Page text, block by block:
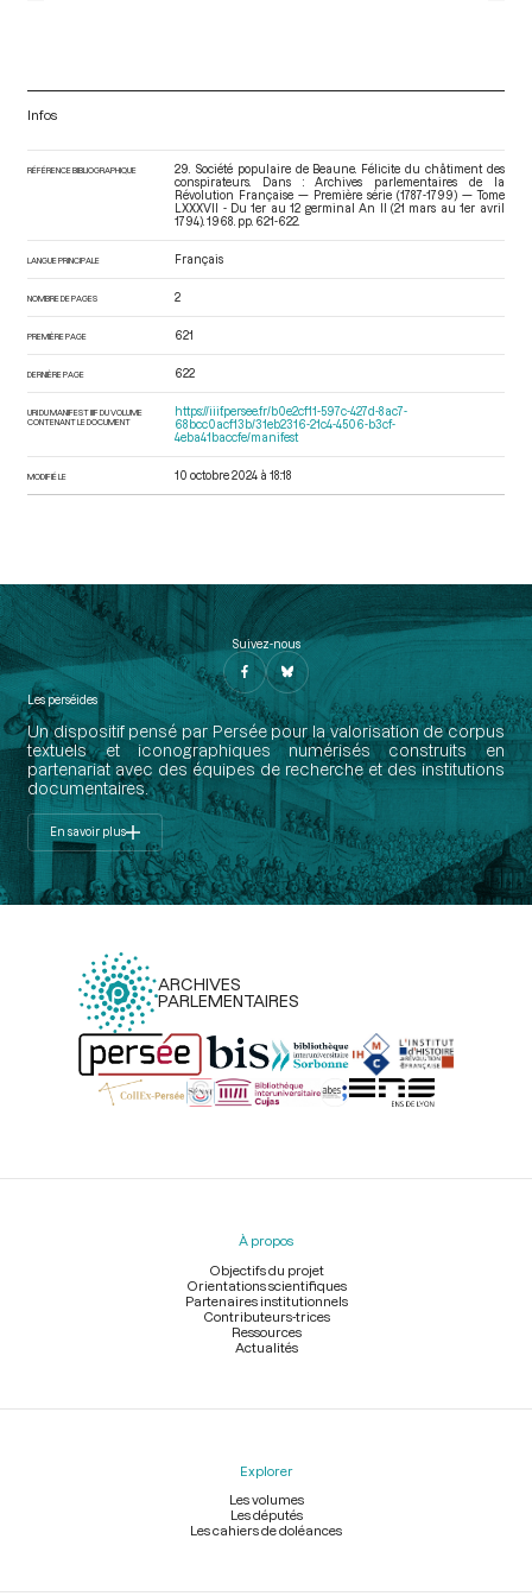
Infos
RÉFÉRENCE BIBLIOGRAPHIQUE
29. Société populaire de Beaune. Félicite du châtiment des
conspirateurs. Dans : Archives parlementaires de la
Révolution Française — Première série (1787-1799) — Tome
LXXXVII - Du 1er au 12 germinal An II (21 mars au 1er avril
1794) . 1968. pp. 621-622.
LANGUE PRINCIPALE Français
NOMBRE DE PAGES 2
PREMIÈRE PAGE 621
DERNIÈRE PAGE 622
URI DU MANIFEST IIIF DU VOLUME
CONTENANT LE DOCUMENT
https://iiif.persee.fr/b0e2cf11-597c-427d-8ac7-
68bcc0acf13b/31eb2316-21c4-4506-b3cf-
4eba41baccfe/manifest
MODIFIÉ LE 10 octobre 2024 à 18:18
Suivez-nous
Les perséides
Un dispositif pensé par Persée pour la valorisation de corpus
textuels et iconographiques numérisés construits en
partenariat avec des équipes de recherche et des institutions
documentaires.
En savoir plus
ARCHIVES
PARLEMENTAIRES
Menu
À propos
Objectifs du projet
Orientations scientifiques
Partenaires institutionnels
Contributeurs-trices
Ressources
Actualités
Explorer
Les volumes
Les députés
Les cahiers de doléances